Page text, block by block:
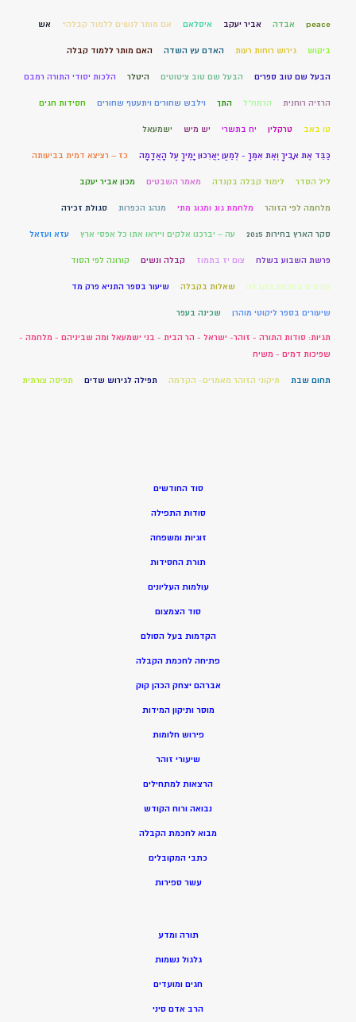
peace אבדה אביר יעקב איסלאם אם מותר לנשים ללמוד קבלה? אש
ביקוש גירוש רוחות רעות האדם עץ השדה האם מותר ללמוד קבלה
הבעל שם טוב ספרים הבעל שם טוב ציטוטים היטלר הלכות יסודי התורה רמבם
הרזיה רוחנית הרמח"ל התך וילבש שחורים ויתעטף שחורים חסידות חגים
טו באב טרקלין יח בתשרי יש מיש ישמעאל
כַּבֵּד אֶת אָבִיךָ וְאֶת אִמֶּךָ - לְמַעַן יַאֲרִכוּן יָמֶיךָ עַל הָאֲדָמָה כז – רציצא דמית בביעותה
ליל הסדר לימוד קבלה בקנדה מאמר השבטים מכון אביר יעקב
מלחמה לפי הזוהר מלחמת גוג ומגוג מתי מנהג הכפרות סגולת זכירה
סקר הארץ בחירות 2015 עה – יברכנו אלקים וייראו אתו כל אפסי ארץ עזא ועזאל
פרשת השבוע בשלח צום יז בתמוז קבלה ונשים קורונה לפי הסוד
קורסים בחכמת הקבלה שאלות בקבלה שיעור בספר התניא פרק מד
שיעורים בספר ליקוטי מוהרן שכינה בעפר
תגיות: סודות התורה - זוהר- ישראל - הר הבית - בני ישמעאל ומה שביניהם - מלחמה -
שפיכות דמים - משיח
תחום שבת תיקוני הזוהר מאמרים- הקדמה תפילה לגירוש שדים תפיסה צורתית
סוד החודשים
סודות התפילה
זוגיות ומשפחה
תורת החסידות
עולמות העליונים
סוד הצמצום
הקדמות בעל הסולם
פתיחה לחכמת הקבלה
אברהם יצחק הכהן קוק
מוסר ותיקון המידות
פירוש חלומות
שיעורי זוהר
הרצאות למתחילים
נבואה ורוח הקודש
מבוא לחכמת הקבלה
כתבי המקובלים
עשר ספירות
תורה ומדע
גלגול נשמות
חגים ומועדים
הרב אדם סיני